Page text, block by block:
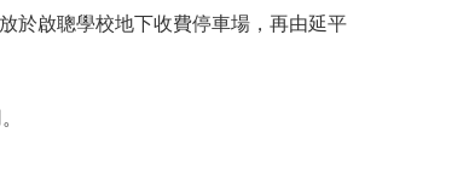
於啟聰學校地下收費停車場，再由延平